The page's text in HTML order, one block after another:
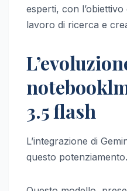
esperti, con
lavoro di ricerca e
3.5 flash
L’integrazione di
questo potenziamento.